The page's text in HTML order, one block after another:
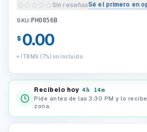
Sin reseñasSé el primero en
Escribir una reseña del producto
SKU: PH0856B
$ 0.00
+ ITBMS (7%) no incluido
Recibelo hoy 4h 14m
Pide antes de las 3:30 PM y lo
zona.